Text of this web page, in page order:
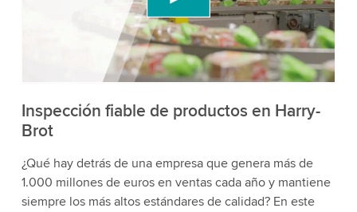
sobre tu actividad. Por favor, revisa los detalles y
acepta el servicio para ver este video.
Más información
Inspección fiable de productos en Harry-
Brot
¿Qué hay detrás de una empresa que genera más de
1.000 millones de euros en ventas cada año y mantiene
siempre los más altos estándares de calidad? En este